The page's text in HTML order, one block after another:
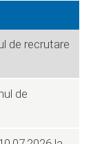
de recrutare
de